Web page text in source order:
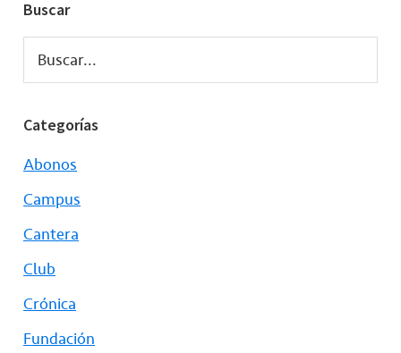
Buscar
Buscar...
Categorías
Abonos
Campus
Cantera
Club
Crónica
Fundación